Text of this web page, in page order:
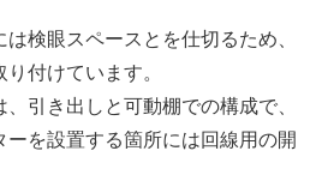
検眼スペースとを仕切るため、
付けています。
引き出しと可動棚での構成で、
を設置する箇所には回線用の開